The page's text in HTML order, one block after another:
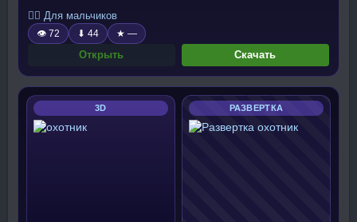
🧍‍♂️ Для мальчиков
👁 72 ⬇ 44 ★ —
Открыть Скачать
3D РАЗВЕРТКА